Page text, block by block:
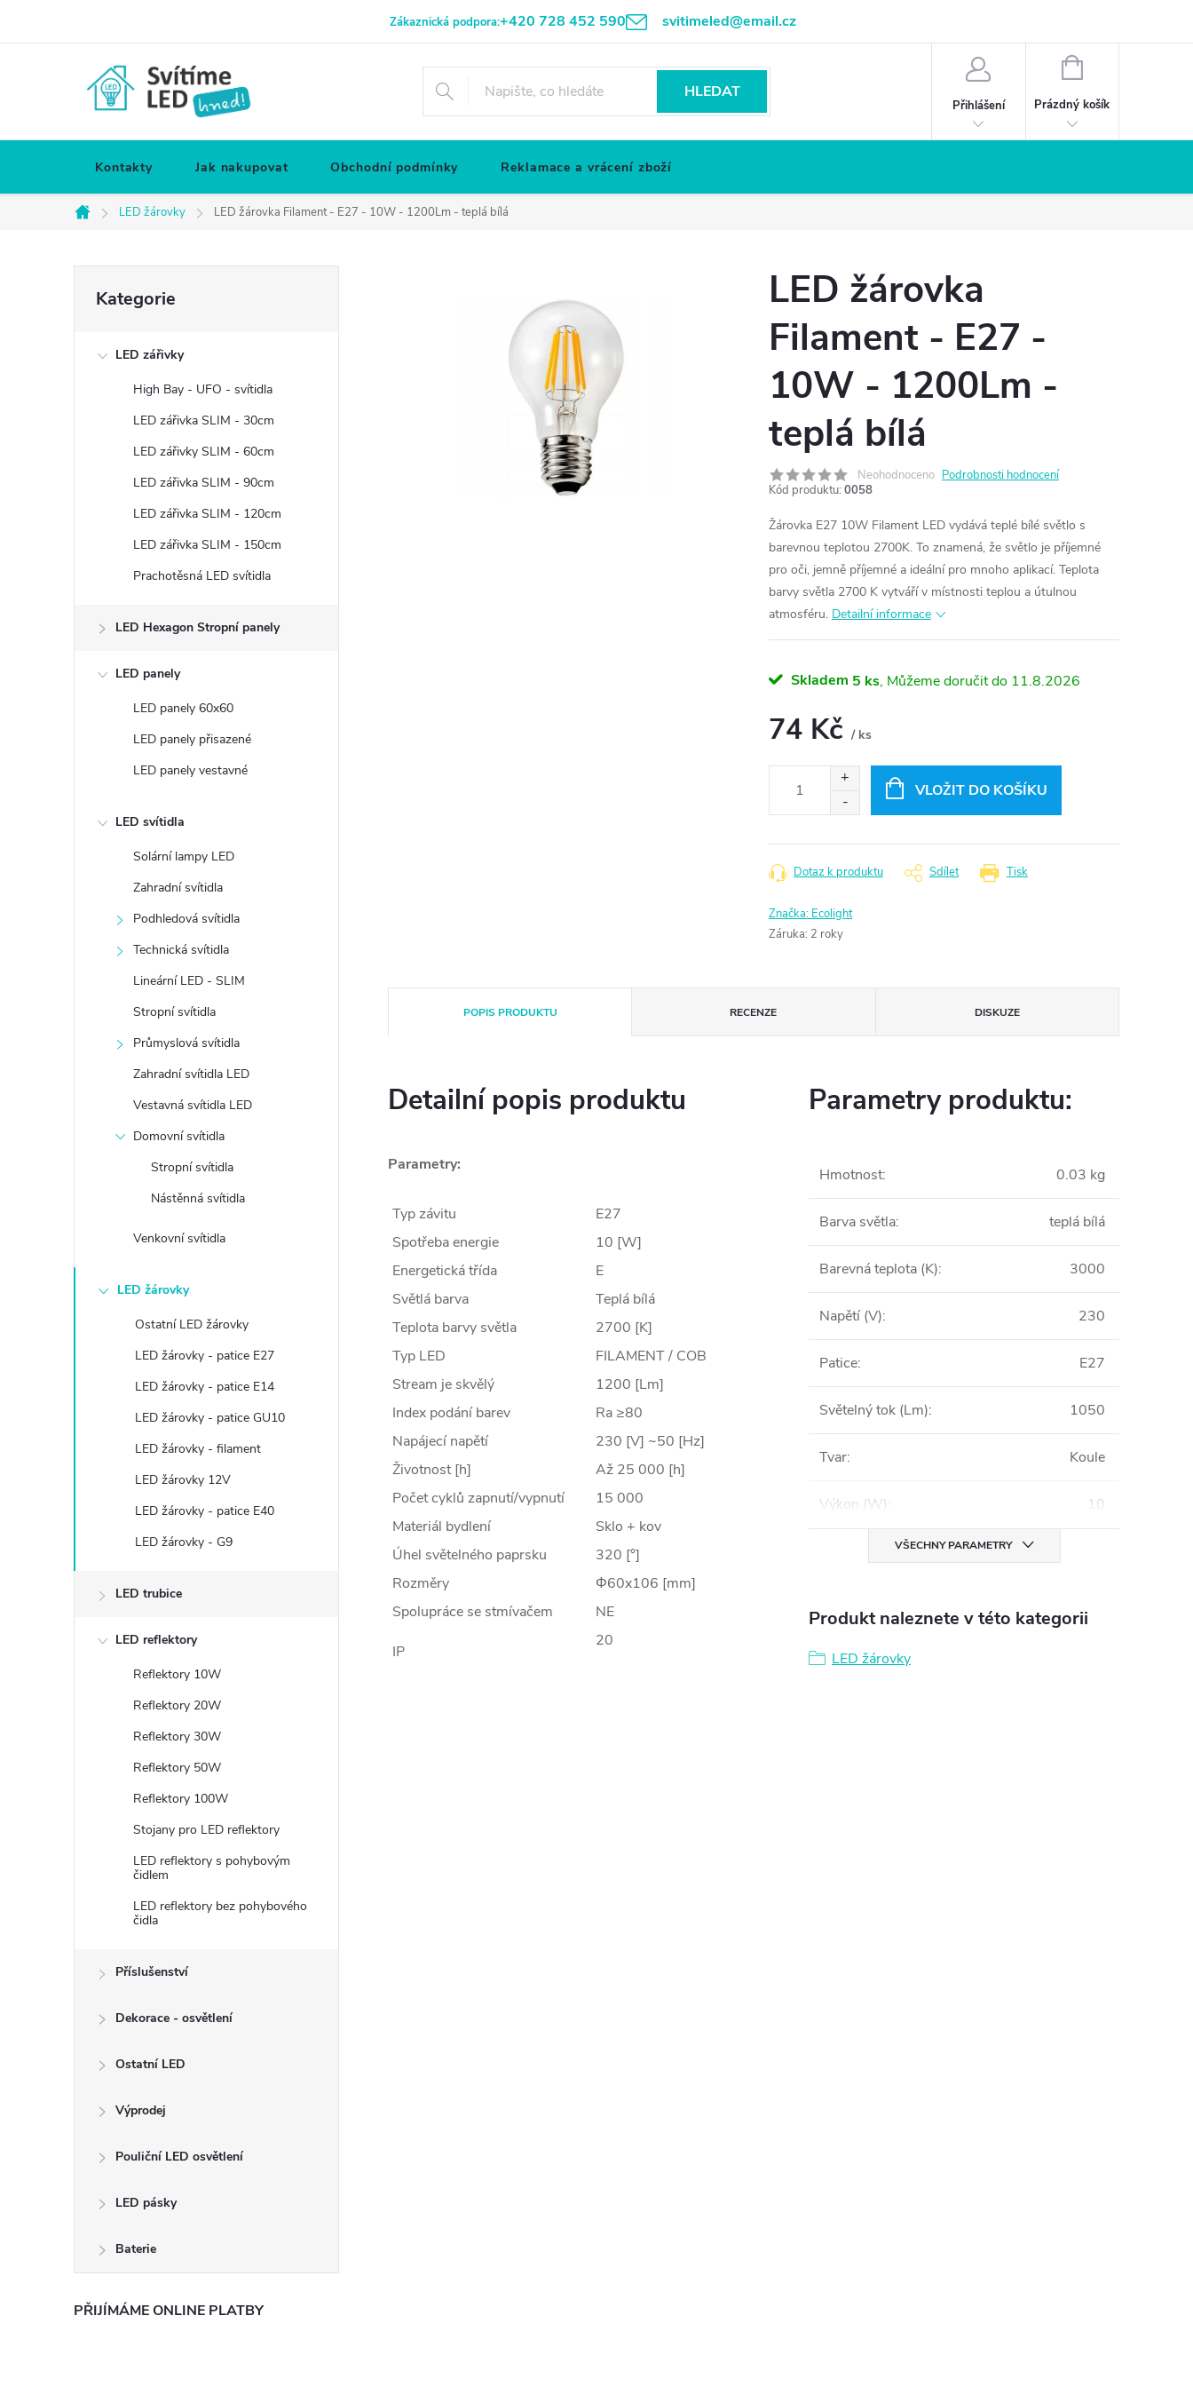
Zákaznická podpora:+420 728 452 590 svitimeled@email.cz
HLEDAT
Přihlášení
NÁKUPNÍ
Prázdný košík
Kontakty Jak nakupovat Obchodní podmínky Reklamace a vrácení zboží
Domů
LED žárovky LED žárovka Filament - E27 - 10W - 1200Lm - teplá bílá
kategorie
Kategorie
LED zářivky
High Bay - UFO - svítidla
LED zářivka SLIM - 30cm
LED zářivky SLIM - 60cm
LED zářivka SLIM - 90cm
LED zářivka SLIM - 120cm
LED zářivka SLIM - 150cm
Prachotěsná LED svítidla
LED Hexagon Stropní panely
LED panely
LED panely 60x60
LED panely přisazené
LED panely vestavné
LED svítidla
Solární lampy LED
Zahradní svítidla
Podhledová svítidla
Technická svítidla
Lineární LED - SLIM
Stropní svítidla
Průmyslová svítidla
Zahradní svítidla LED
Vestavná svítidla LED
Domovní svítidla
Stropní svítidla
Nástěnná svítidla
Venkovní svítidla
LED žárovky
Ostatní LED žárovky
LED žárovky - patice E27
LED žárovky - patice E14
LED žárovky - patice GU10
LED žárovky - filament
LED žárovky 12V
LED žárovky - patice E40
LED žárovky - G9
LED trubice
LED reflektory
Reflektory 10W
Reflektory 20W
Reflektory 30W
Reflektory 50W
Reflektory 100W
Stojany pro LED reflektory
LED reflektory s pohybovým
čidlem
LED reflektory bez pohybového
čidla
Příslušenství
Dekorace - osvětlení
Ostatní LED
Výprodej
Pouliční LED osvětlení
LED pásky
Baterie
PŘIJÍMÁME ONLINE PLATBY
LED žárovka
Filament - E27 -
10W - 1200Lm -
teplá bílá
Neohodnoceno Podrobnosti hodnocení
Kód produktu: 0058
Žárovka E27 10W Filament LED vydává teplé bílé světlo s
barevnou teplotou 2700K. To znamená, že světlo je příjemné
pro oči, jemně příjemné a ideální pro mnoho aplikací. Teplota
barvy světla 2700 K vytváří v místnosti teplou a útulnou
atmosféru. Detailní informace
Skladem 5 ks 11.8.2026
74 Kč / ks
VLOŽIT DO KOŠÍKU
Tisk
Dotaz k produktu Sdílet
Značka: Ecolight
Záruka: 2 roky
POPIS PRODUKTU RECENZE DISKUZE
Detailní popis produktu
Parametry:
Typ závitu
E27
Spotřeba energie
10 [W]
Energetická třída
E
Světlá barva
Teplá bílá
Teplota barvy světla
2700 [K]
Typ LED
FILAMENT / COB
Stream je skvělý
1200 [Lm]
Index podání barev
Ra ≥80
Napájecí napětí
230 [V] ~50 [Hz]
Životnost [h]
Až 25 000 [h]
Počet cyklů zapnutí/vypnutí
15 000
Materiál bydlení
Sklo + kov
Úhel světelného paprsku
320 [°]
Rozměry
Φ60x106 [mm]
Spolupráce se stmívačem
NE
IP
20
Parametry produktu:
Hmotnost: 0.03 kg
Barva světla: teplá bílá
Barevná teplota (K): 3000
Napětí (V): 230
Patice: E27
Světelný tok (Lm): 1050
Tvar: Koule
Výkon (W): 10
VŠECHNY PARAMETRY
Produkt naleznete v této kategorii
LED žárovky